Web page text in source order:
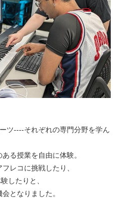
ツ----それぞれの専門分野を学ん
る授業を自由に体験。
レコに挑戦したり、
したりと、
となりました。